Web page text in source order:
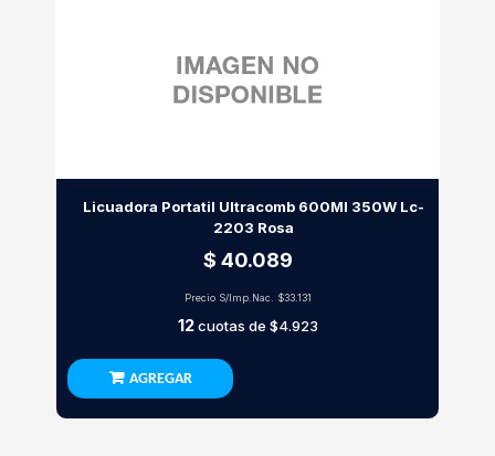
Licuadora Portatil Ultracomb 600Ml 350W Lc-
2203 Rosa
$ 40.089
Precio S/Imp.Nac. $33.131
12cuotas de $4.923
AGREGAR